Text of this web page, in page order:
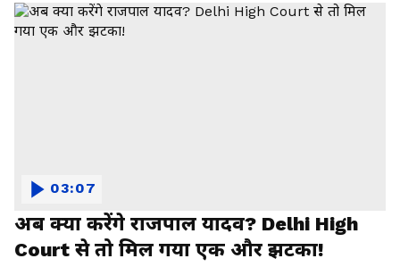
अब क्या करेंगे राजपाल यादव? Delhi High
Court से तो मिल गया एक और झटका!
03:07